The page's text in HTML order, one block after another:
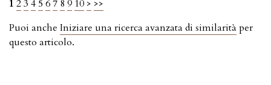
1 23 4 5 67 8 9 10 > >>
Puoi anche Iniziare una ricerca avanzata di similarità per
questo articolo.